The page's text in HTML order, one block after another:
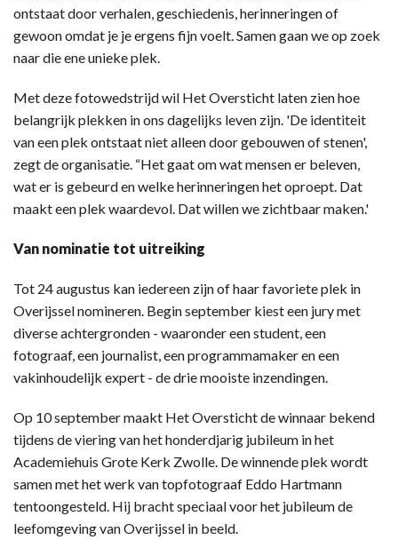
ontstaat door verhalen, geschiedenis, herinneringen of
gewoon omdat je je ergens fijn voelt. Samen gaan we op zoek
naar die ene unieke plek.
Met deze fotowedstrijd wil Het Oversticht laten zien hoe
belangrijk plekken in ons dagelijks leven zijn. 'De identiteit
van een plek ontstaat niet alleen door gebouwen of stenen',
zegt de organisatie. “Het gaat om wat mensen er beleven,
wat er is gebeurd en welke herinneringen het oproept. Dat
maakt een plek waardevol. Dat willen we zichtbaar maken.'
Van nominatie tot uitreiking
Tot 24 augustus kan iedereen zijn of haar favoriete plek in
Overijssel nomineren. Begin september kiest een jury met
diverse achtergronden - waaronder een student, een
fotograaf, een journalist, een programmamaker en een
vakinhoudelijk expert - de drie mooiste inzendingen.
Op 10 september maakt Het Oversticht de winnaar bekend
tijdens de viering van het honderdjarig jubileum in het
Academiehuis Grote Kerk Zwolle. De winnende plek wordt
samen met het werk van topfotograaf Eddo Hartmann
tentoongesteld. Hij bracht speciaal voor het jubileum de
leefomgeving van Overijssel in beeld.